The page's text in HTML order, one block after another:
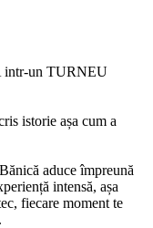
intr-un TURNEU
istorie așa cum a
aduce împreună
intensă, așa
fiecare moment te